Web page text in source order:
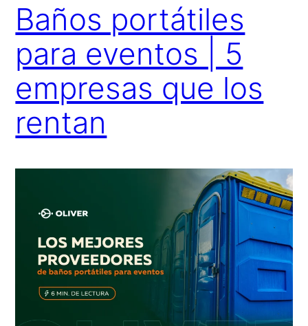
Baños portátiles
para eventos | 5
empresas que los
rentan